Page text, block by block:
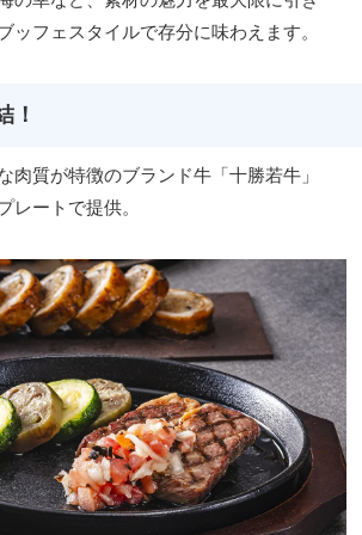
ッフェスタイルで存分に味わえます。
！
肉質が特徴のブランド牛「十勝若牛」
レートで提供。